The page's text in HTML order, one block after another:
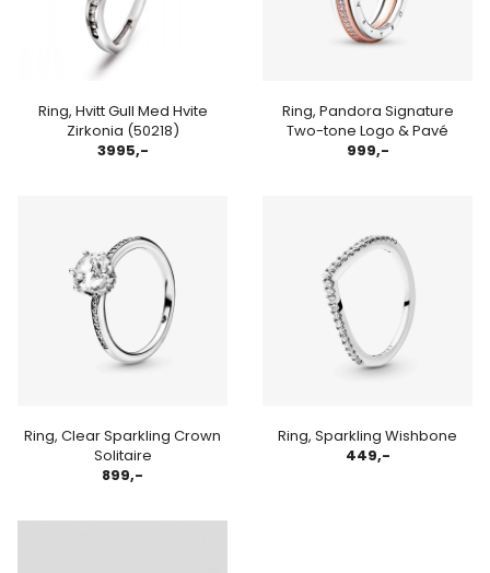
Ring, Hvitt Gull Med Hvite
Zirkonia (50218)
3995,-
Ring, Pandora Signature
Two-tone Logo & Pavé
999,-
Ring, Clear Sparkling Crown
Solitaire
899,-
Ring, Sparkling Wishbone
449,-